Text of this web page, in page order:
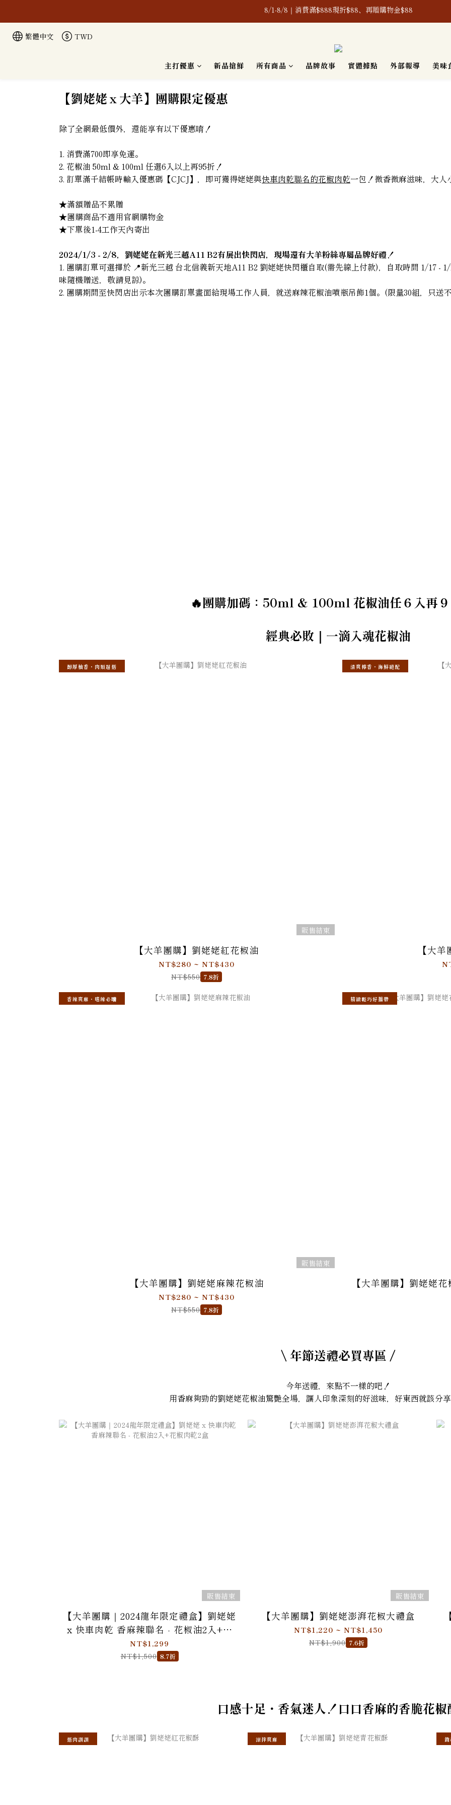
新客限定！$399免運體驗組，超值入手價，熱門產品一次打包帶回家
本公司生產之含辣椒相關產品及其原料，皆通過「無」使用蘇丹紅檢驗認證，敬請
繁體中文 TWD
主打優惠 新品搶鮮 所有商品 品牌故事 實體據點 外部報導 美味
【劉姥姥ｘ大羊】團購限定優惠
除了全網最低價外，還能享有以下優惠唷！
1. 消費滿700即享免運。
2. 花椒油 50ml & 100ml 任選6入以上再95折！
3. 訂單滿千結帳時輸入優惠碼【CJCJ】，即可獲得姥姥與快車肉乾聯名的花椒肉乾一包！微香微麻滋味，大人
★滿額贈品不累贈
★團購商品不適用官網購物金
★下單後1-4工作天內寄出
2024/1/3 - 2/8，劉姥姥在新光三越A11 B2有展出快閃店，現場還有大羊粉絲專屬品牌好禮！
1. 團購訂單可選擇於 📍新光三越 台北信義新天地A11 B2 劉姥姥快閃櫃自取(需先線上付款)，自取時間 1/17 -
味隨機贈送，敬請見諒)。
2. 團購期間至快閃店出示本次團購訂單畫面給現場工作人員，就送麻辣花椒油噴瓶吊飾1個。(限量30組，只送
🔥團購加碼：50ml & 100ml 花椒油任６入再
經典必敗｜一滴入魂花椒油
醇厚柚香・肉類超搭
販售結束
【大羊團購】劉姥姥紅花椒油
NT$280 ~ NT$430
NT$550 7.8折
清爽檸香・海鮮絕配
【大
香辣爽麻・嗜辣必嚐
販售結束
【大羊團購】劉姥姥麻辣花椒油
NT$280 ~ NT$430
NT$550 7.8折
精緻輕巧好攜帶
【大羊團購】劉姥姥
\ 年節送禮必買專區 /
今年送禮，來點不一樣的吧！
用香麻夠勁的劉姥姥花椒油驚艷全場，讓人印象深刻的好滋味，好東西就該分
販售結束
【大羊團購｜2024龍年限定禮盒】劉姥姥
x 快車肉乾 香麻辣聯名 - 花椒油2入+花
椒肉乾2盒
NT$1,299
NT$1,500 8.7折
販售結束
【大羊團購】劉姥姥澎湃花椒大禮盒
NT$1,220 ~ NT$1,450
NT$1,900 7.6折
口感十足・香氣迷人！口口香麻的香脆花椒
搭肉讚讚 涼拌爽麻